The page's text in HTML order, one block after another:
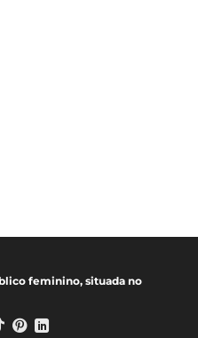
feminino, situada no